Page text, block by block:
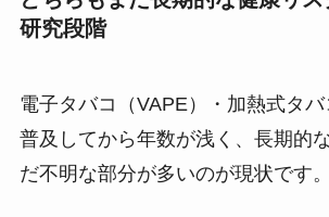
研究段階
電子タバコ（VAPE）・加熱式タ
普及してから年数が浅く、長期的
だ不明な部分が多いのが現状です​。